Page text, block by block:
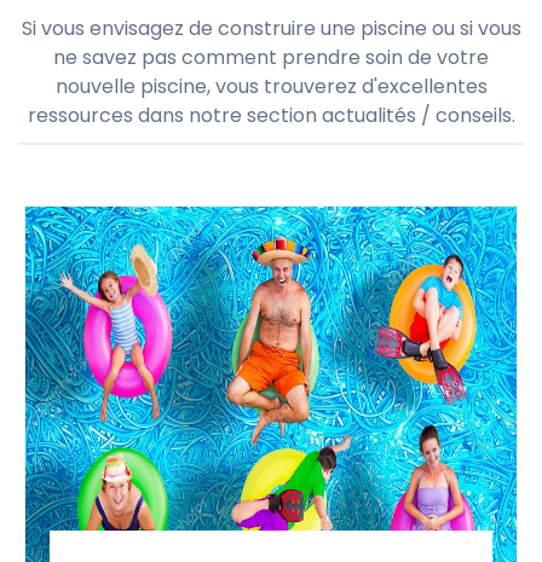
Si vous envisagez de construire une piscine ou si vous
ne savez pas comment prendre soin de votre
nouvelle piscine, vous trouverez d'excellentes
ressources dans notre section actualités / conseils.